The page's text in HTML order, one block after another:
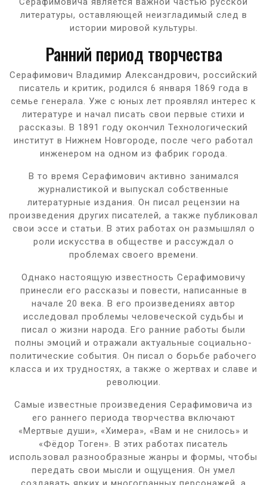
литературы, оставляющей неизгладимый след в
истории мировой культуры.
Ранний период творчества
Серафимович Владимир Александрович, российский
писатель и критик, родился 6 января 1869 года в
семье генерала. Уже с юных лет проявлял интерес к
литературе и начал писать свои первые стихи и
рассказы. В 1891 году окончил Технологический
институт в Нижнем Новгороде, после чего работал
инженером на одном из фабрик города.
В то время Серафимович активно занимался
журналистикой и выпускал собственные
литературные издания. Он писал рецензии на
произведения других писателей, а также публиковал
свои эссе и статьи. В этих работах он размышлял о
роли искусства в обществе и рассуждал о
проблемах своего времени.
Однако настоящую известность Серафимовичу
принесли его рассказы и повести, написанные в
начале 20 века. В его произведениях автор
исследовал проблемы человеческой судьбы и
писал о жизни народа. Его ранние работы были
полны эмоций и отражали актуальные социально-
политические события. Он писал о борьбе рабочего
класса и их трудностях, а также о жертвах и славе и
революции.
Самые известные произведения Серафимовича из
его раннего периода творчества включают
«Мертвые души», «Химера», «Вам и не снилось» и
«Фёдор Тоген». В этих работах писатель
использовал разнообразные жанры и формы, чтобы
передать свои мысли и ощущения. Он умел